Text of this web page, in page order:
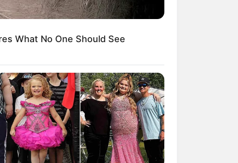
Anti Mainstream, 10 Cara
Membawa Barang Belanjaan
Versi Warga Thailand
What No One Should See